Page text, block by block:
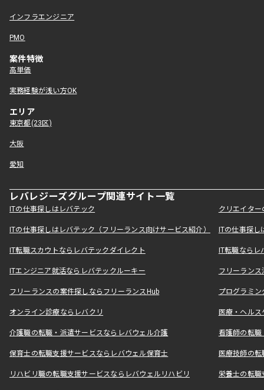
インフラエンジニア
PMO
案件特徴
高単価
実務経験が浅い方OK
エリア
東京都(23区)
大阪
愛知
レバレジーズグループ関連サイト一覧
ITの仕事探しはレバテック クリエイタ
ITの仕事探しはレバテック（フリーランス向けサービス紹介） ITの仕事探
IT転職スカウトならレバテックダイレクト IT転職なら
ITエンジニア就活ならレバテックルーキー フリーラン
フリーランスの案件探しならフリーランスHub プログラミ
オンライン診療ならレバクリ 医療・ヘル
介護職の転職・派遣サービスならレバウェル介護 看護師の転
保育士の転職支援サービスならレバウェル保育士 医療技師の
リハビリ職の転職支援サービスならレバウェルリハビリ 栄養士の転